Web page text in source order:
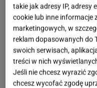
Niewielu
KO.
takie jak adresy IP, adresy
cookie lub inne informacje
marketingowych, w
reklam dopasowanych do
swoich serwisach,
treści w nich
Jeśli nie chcesz wyrazić
chcesz wycofać zgodę